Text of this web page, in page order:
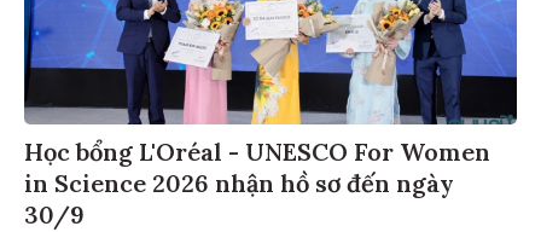
Học bổng L'Oréal - UNESCO For Women
in Science 2026 nhận hồ sơ đến ngày
30/9